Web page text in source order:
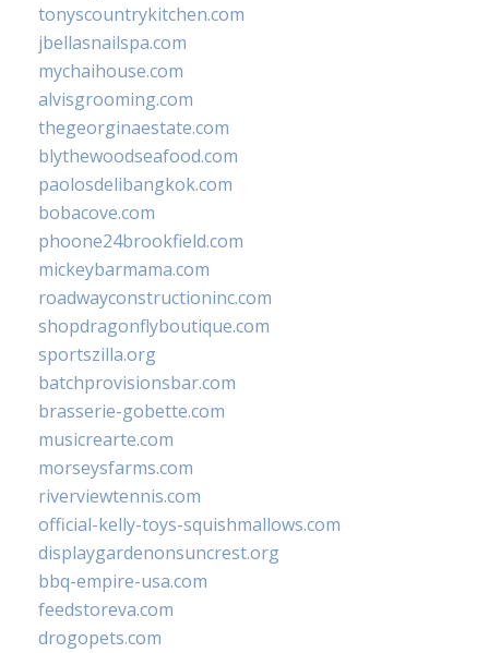
tonyscountrykitchen.com
jbellasnailspa.com
mychaihouse.com
alvisgrooming.com
thegeorginaestate.com
blythewoodseafood.com
paolosdelibangkok.com
bobacove.com
phoone24brookfield.com
mickeybarmama.com
roadwayconstructioninc.com
shopdragonflyboutique.com
sportszilla.org
batchprovisionsbar.com
brasserie-gobette.com
musicrearte.com
morseysfarms.com
riverviewtennis.com
official-kelly-toys-squishmallows.com
displaygardenonsuncrest.org
bbq-empire-usa.com
feedstoreva.com
drogopets.com